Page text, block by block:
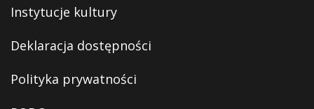
Instytucje kultury
Deklaracja dostępności
Polityka prywatności